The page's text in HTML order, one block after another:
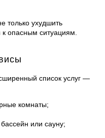
только ухудшить
к опасным ситуациям.
список услуг —
комнаты;
или сауну;